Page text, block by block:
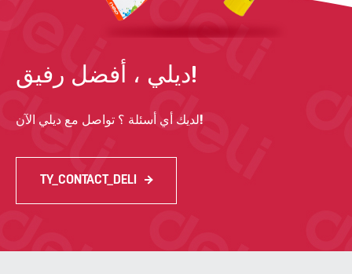
ديلي ، أفضل رفيق!
لديك أي أسئلة ؟ تواصل مع ديلي الآن!
TY_CONTACT_DELI